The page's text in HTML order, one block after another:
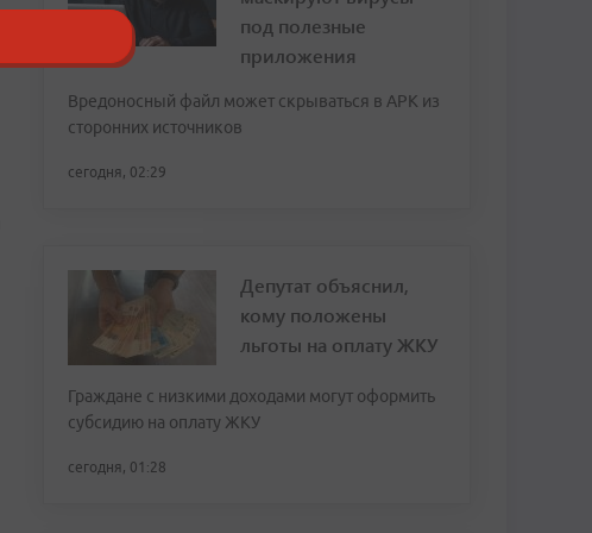
под полезные
приложения
Вредоносный файл может скрываться в APK из
сторонних источников
сегодня, 02:29
Депутат объяснил,
кому положены
льготы на оплату ЖКУ
Граждане с низкими доходами могут оформить
субсидию на оплату ЖКУ
сегодня, 01:28